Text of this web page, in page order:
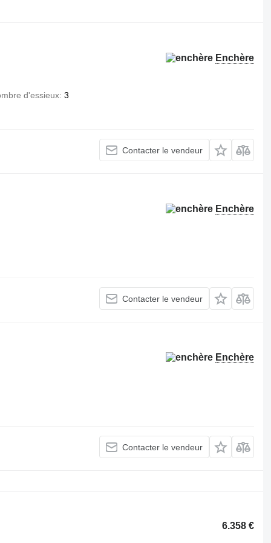
Enchère
d'essieux 3
Contacter le vendeur
Enchère
Contacter le vendeur
Enchère
Contacter le vendeur
6.358 €